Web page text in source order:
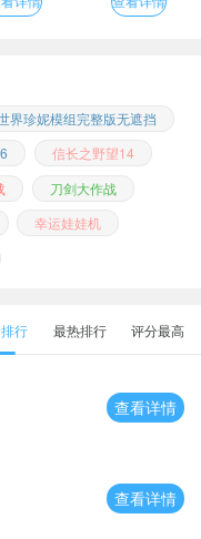
界珍妮模组完整版无遮挡
信长之野望14
刀剑大作战
幸运娃娃机
行 最热排行 评分最高
查看详情
查看详情